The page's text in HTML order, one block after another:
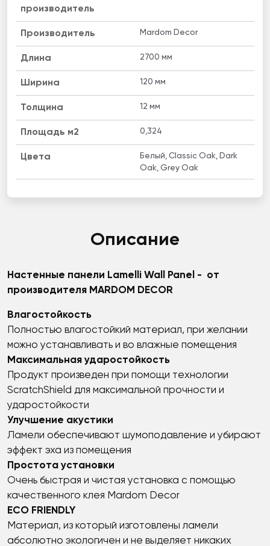
производитель
Производитель Mardom Decor
Длина 2700 мм
Ширина 120 мм
Толщина 12 мм
Площадь м2 0,324
Цвета
Белый, Classic Oak, Dark
Oak, Grey Oak
Описание
Настенные панели Lamelli Wall Panel - от
производителя MARDOM DECOR
Влагостойкость
Полностью влагостойкий материал, при желании
можно устанавливать и во влажные помещения
Максимальная ударостойкость
Продукт произведен при помощи технологии
ScratchShield для максимальной прочности и
ударостойкости
Улучшение акустики
Ламели обеспечивают шумоподавление и убирают
эффект эха из помещения
Простота установки
Очень быстрая и чистая установка с помощью
качественного клея Mardom Decor
ECO FRIENDLY
Материал, из который изготовлены ламели
абсолютно экологичен и не выделяет никаких